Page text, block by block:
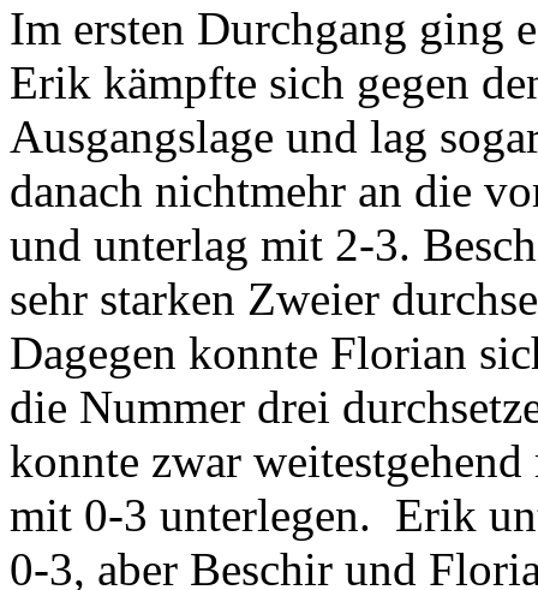
Im ersten Durchgang ging
Erik kämpfte sich gegen
Ausgangslage und lag
danach nichtmehr an die
und unterlag mit 2-3.
sehr starken Zweier
Dagegen konnte Florian
die Nummer drei
konnte zwar
mit 0-3 unterlegen. Erik
0-3, aber Beschir und